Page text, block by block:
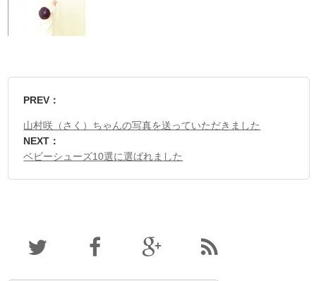
PREV：
山村咲（さく）ちゃんの写真を送っていただきました
NEXT：
ベビーシューズ10選に選ばれました